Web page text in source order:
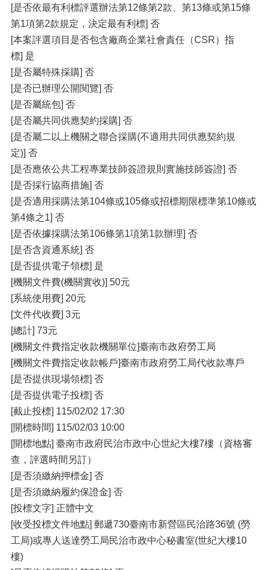
[是否依最有利標評選辦法第12條第2款、第13條或第15條
第1項第2款規定，決定最有利標] 否
[本案評選項目是否包含廠商企業社會責任（CSR）指
標] 是
[是否屬特殊採購] 否
[是否已辦理公開閱覽] 否
[是否屬統包] 否
[是否屬共同供應契約採購] 否
[是否屬二以上機關之聯合採購(不適用共同供應契約規
定)] 否
[是否應依公共工程專業技師簽證規則實施技師簽證] 否
[是否採行協商措施] 否
[是否適用採購法第104條或105條或招標期限標準第10條或
第4條之1] 否
[是否依據採購法第106條第1項第1款辦理] 否
[是否含資通系統] 否
[是否提供電子領標] 是
[機關文件費(機關實收)] 50元
[系統使用費] 20元
[文件代收費] 3元
[總計] 73元
[機關文件費指定收款機關單位]臺南市政府勞工局
[機關文件費指定收款帳戶]臺南市政府勞工局代收款專戶
[是否提供現場領標] 否
[是否提供電子投標] 否
[截止投標] 115/02/02 17:30
[開標時間] 115/02/03 10:00
[開標地點] 臺南市政府民治市政中心世紀大樓7樓（資格審
查，評選時間另訂）
[是否須繳納押標金] 否
[是否須繳納履約保證金] 否
[投標文字] 正體中文
[收受投標文件地點] 郵遞730臺南市新營區民治路36號 (勞
工局)或專人送達勞工局民治市政中心秘書室(世紀大樓10
樓)